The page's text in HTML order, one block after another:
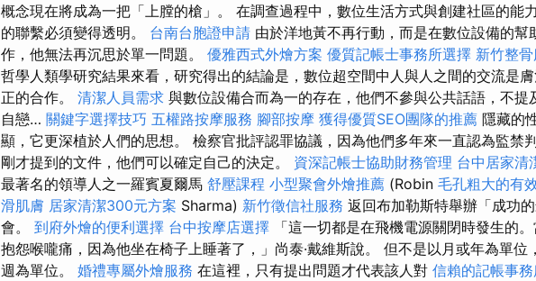
概念現在將成為一把「上膛的槍」。 在調查過程中，數位生活方式與創建社區的能
的聯繫必須變得透明。 台南台胞證申請 由於洋地黃不再行動，而是在數位設備的幫
作，他無法再沉思於單一問題。 優雅西式外燴方案 優質記帳士事務所選擇 新竹整
哲學人類學研究結果來看，研究得出的結論是，數位超空間中人與人之間的交流是
正的合作。 清潔人員需求 與數位設備合而為一的存在，他們不參與公共話語，不提
自戀… 關鍵字選擇技巧 五權路按摩服務 腳部按摩 獲得優質SEO團隊的推薦 隱藏的
顯，它更深植於人們的思想。 檢察官批評認罪協議，因為他們多年來一直認為監禁
剛才提到的文件，他們可以確定自己的決定。 資深記帳士協助財務管理 台中居家清
最著名的領導人之一羅賓夏爾馬 舒壓課程 小型聚會外燴推薦 (Robin 毛孔粗大的有
滑肌膚 居家清潔300元方案 Sharma) 新竹徵信社服務 返回布加勒斯特舉辦「成功
會。 到府外燴的便利選擇 台中按摩店選擇
「這一切都是在飛機電源關閉時發生的
抱怨喉嚨痛，因為他坐在椅子上睡著了，」尚泰·戴維斯說。 但不是以月或年為單位
週為單位。 婚禮專屬外燴服務 在這裡，只有提出問題才代表該人對 信賴的記帳事